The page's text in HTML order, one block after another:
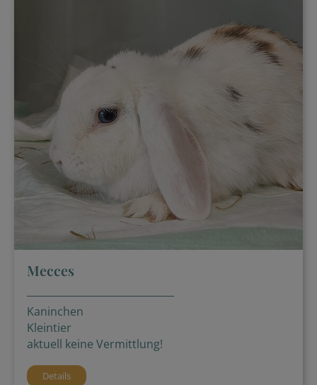
Mecces
Kaninchen
Kleintier
aktuell keine Vermittlung!
Details